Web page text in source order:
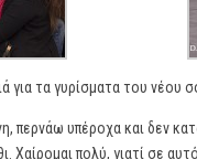
για τα γυρίσματα του νέου
περνάω υπέροχα και δεν
Χαίρομαι πολύ, γιατί σε